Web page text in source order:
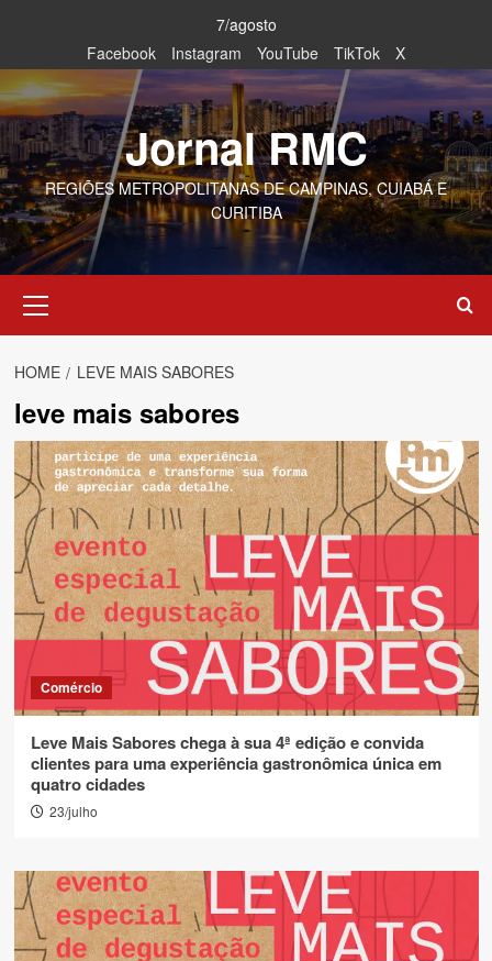
content
7/agosto
Facebook
Instagram YouTube TikTok X
Jornal RMC
REGIÕES METROPOLITANAS DE CAMPINAS, CUIABÁ E
CURITIBA
Menu
HOME LEVE MAIS SABORES
leve mais sabores
Comércio
Leve Mais Sabores chega à sua 4ª edição e convida
clientes para uma experiência gastronômica única em
quatro cidades
23/julho